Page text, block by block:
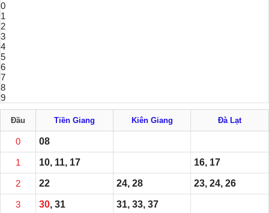
0
1
2
3
4
5
6
7
8
9
Đầu Tiền Giang Kiên Giang Đà Lạt
0 08
1 10, 11, 17 16, 17
2 22 24, 28 23, 24, 26
3 30, 31 31, 33, 37